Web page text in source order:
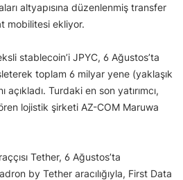
altyapısına düzenlenmiş transfer
mobilitesi ekliyor.
stablecoin’i JPYC, 6 Ağustos’ta
toplam 6 milyar yene (yaklaşık
açıkladı. Turdaki en son yatırımcı,
lojistik şirketi AZ-COM Maruwa
Tether, 6 Ağustos’ta
by Tether aracılığıyla, First Data